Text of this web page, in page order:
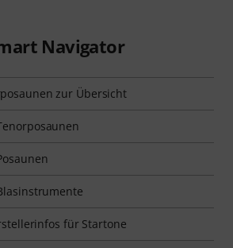
Navigator
zur Übersicht
für Startone